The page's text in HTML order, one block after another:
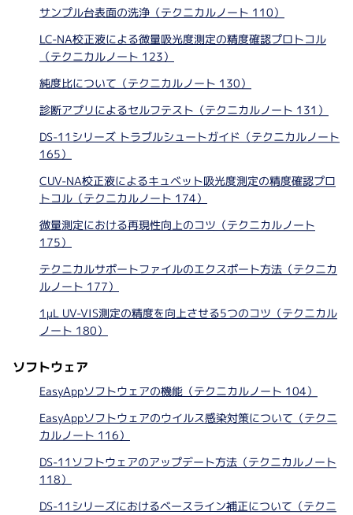
サンプル台表面の洗浄（テクニカルノート 110）
LC-NA校正液による微量吸光度測定の精度確認プロトコル
（テクニカルノート 123）
純度比について（テクニカルノート 130）
診断アプリによるセルフテスト（テクニカルノート 131）
DS-11シリーズ トラブルシュートガイド（テクニカルノート
165）
CUV-NA校正液によるキュベット吸光度測定の精度確認プロ
トコル（テクニカルノート 174）
微量測定における再現性向上のコツ（テクニカルノート
175）
テクニカルサポートファイルのエクスポート方法（テクニカ
ルノート 177）
1μL UV-VIS測定の精度を向上させる5つのコツ（テクニカル
ノート 180）
ソフトウェア
EasyAppソフトウェアの機能（テクニカルノート 104）
EasyAppソフトウェアのウイルス感染対策について（テクニ
カルノート 116）
DS-11ソフトウェアのアップデート方法（テクニカルノート
118）
DS-11シリーズにおけるベースライン補正について（テクニ